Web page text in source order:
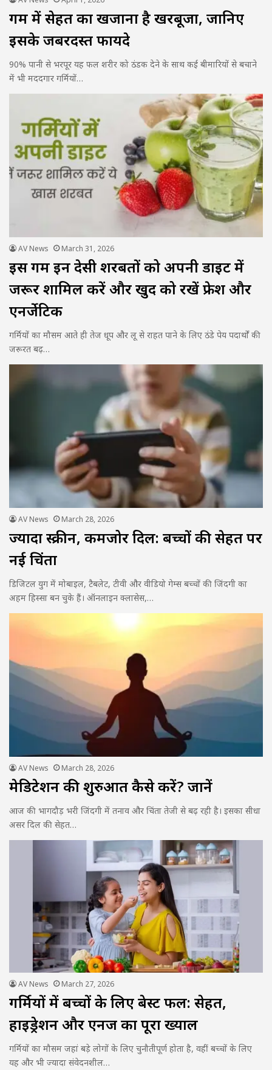
गर्मी में सेहत का खजाना है खरबूजा, जानिए
इसके जबरदस्त फायदे
90% पानी से भरपूर यह फल शरीर को ठंडक देने के साथ कई बीमारियों से बचाने
में भी मददगार गर्मियों…
AV News March 31, 2026
इस गर्मी इन देसी शरबतों को अपनी डाइट में
जरूर शामिल करें और खुद को रखें फ्रेश और
एनर्जेटिक
गर्मियों का मौसम आते ही तेज धूप और लू से राहत पाने के लिए ठंडे पेय पदार्थों की
जरूरत बढ़…
AV News March 28, 2026
ज्यादा स्क्रीन, कमजोर दिल: बच्चों की सेहत पर
नई चिंता
डिजिटल युग में मोबाइल, टैबलेट, टीवी और वीडियो गेम्स बच्चों की जिंदगी का
अहम हिस्सा बन चुके हैं। ऑनलाइन क्लासेस,…
AV News March 28, 2026
मेडिटेशन की शुरुआत कैसे करें? जानें
आज की भागदौड़ भरी जिंदगी में तनाव और चिंता तेजी से बढ़ रही है। इसका सीधा
असर दिल की सेहत…
AV News March 27, 2026
गर्मियों में बच्चों के लिए बेस्ट फल: सेहत,
हाइड्रेशन और एनर्जी का पूरा ख्याल
गर्मियों का मौसम जहां बड़े लोगों के लिए चुनौतीपूर्ण होता है, वहीं बच्चों के लिए
यह और भी ज्यादा संवेदनशील…